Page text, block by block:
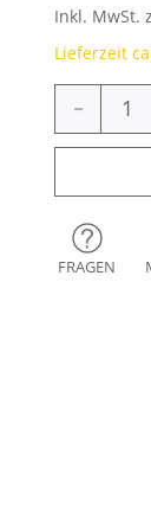
Inkl. MwSt.
Lieferzeit
-
FRAGEN